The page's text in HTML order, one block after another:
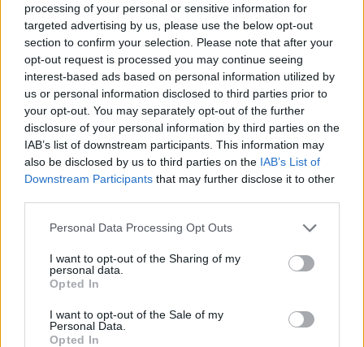
processing of your personal or sensitive information for
targeted advertising by us, please use the below opt-out
section to confirm your selection. Please note that after your
opt-out request is processed you may continue seeing
interest-based ads based on personal information utilized by
us or personal information disclosed to third parties prior to
your opt-out. You may separately opt-out of the further
disclosure of your personal information by third parties on the
IAB’s list of downstream participants. This information may
also be disclosed by us to third parties on the IAB’s List of
Downstream Participants that may further disclose it to other
Personal Data Processing Opt Outs
I want to opt-out of the Sharing of my
personal data.
Opted In
I want to opt-out of the Sale of my
Personal Data.
Opted In
ΠΕΡΙΣΣΌΤΕΡΑ ΣΕ ΑΥΤΉ ΤΗΝ ΚΑΤΗΓΟΡΊΑ
Χρηματιστήριο Αθηνών:
Μικρή άνοδος μετά από
Δεκτές μη ανταγωνιστικές
προσφορές 187,5 εκατ.
για τα τρίμηνα έντοκα
γραμμάτια